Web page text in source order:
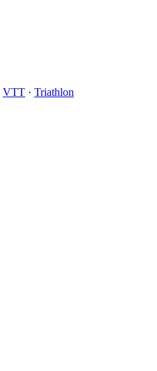
VTT · Triathlon